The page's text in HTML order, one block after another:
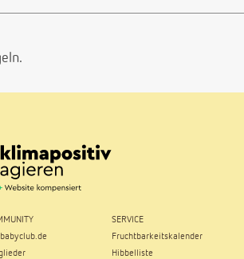
SERVICE
Fruchtbarkeitskalender
Hibbelliste